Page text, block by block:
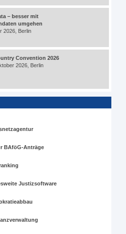
– besser mit
umgehen
2026, Berlin
Convention 2026
2026, Berlin
BAföG-Anträge
Justizsoftware